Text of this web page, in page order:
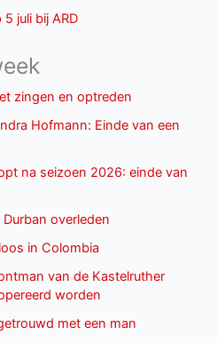
juli bij ARD
zingen en optreden
Hofmann: Einde van een
na seizoen 2026: einde van
overleden
in Colombia
van de Kastelruther
worden
met een man